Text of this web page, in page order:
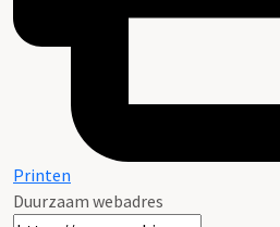
Printen
Duurzaam webadres